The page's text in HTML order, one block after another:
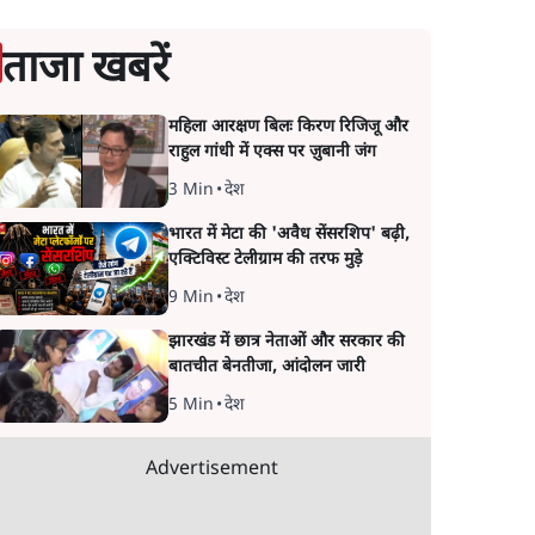
ताजा खबरें
महिला आरक्षण बिलः किरण रिजिजू और
राहुल गांधी में एक्स पर ज़ुबानी जंग
3 Min •देश
भारत में मेटा की 'अवैध सेंसरशिप' बढ़ी,
एक्टिविस्ट टेलीग्राम की तरफ मुड़े
9 Min •देश
झारखंड में छात्र नेताओं और सरकार की
बातचीत बेनतीजा, आंदोलन जारी
5 Min •देश
Advertisement